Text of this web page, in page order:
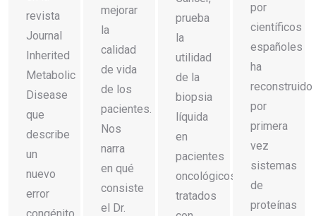
revista
Journal
Inherited
Metabolic
Disease
que
describe
un
nuevo
error
mejorar
la
calidad
de vida
de los
pacientes.
Nos
narra
en qué
consiste
el Dr.
prueba
la
utilidad
de la
biopsia
líquida
en
pacientes
oncológicos
tratados
por
científicos
españoles
ha
reconstruido
por
primera
vez
sistemas
de
proteínas